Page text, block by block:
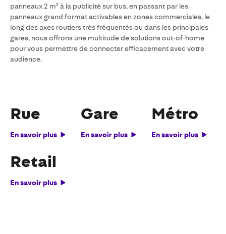
panneaux 2 m² à la publicité sur bus, en passant par les
panneaux grand format activables en zones commerciales, le
long des axes routiers très fréquentés ou dans les principales
gares, nous offrons une multitude de solutions out-of-home
pour vous permettre de connecter efficacement avec votre
audience.
Rue
En savoir plus
Gare
En savoir plus
Métro
En savoir plus
Retail
En savoir plus